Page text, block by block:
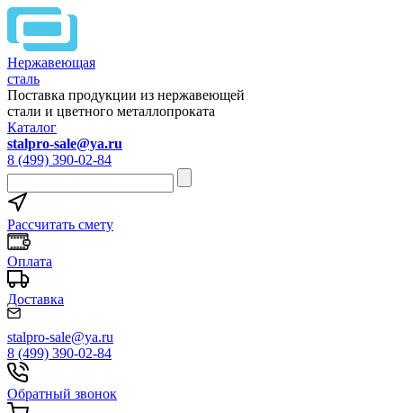
Нержавеющая
сталь
Поставка продукции из нержавеющей
стали и цветного металлопроката
Каталог
stalpro-sale@ya.ru
8 (499) 390-02-84
Рассчитать смету
Оплата
Доставка
stalpro-sale@ya.ru
8 (499) 390-02-84
Обратный звонок